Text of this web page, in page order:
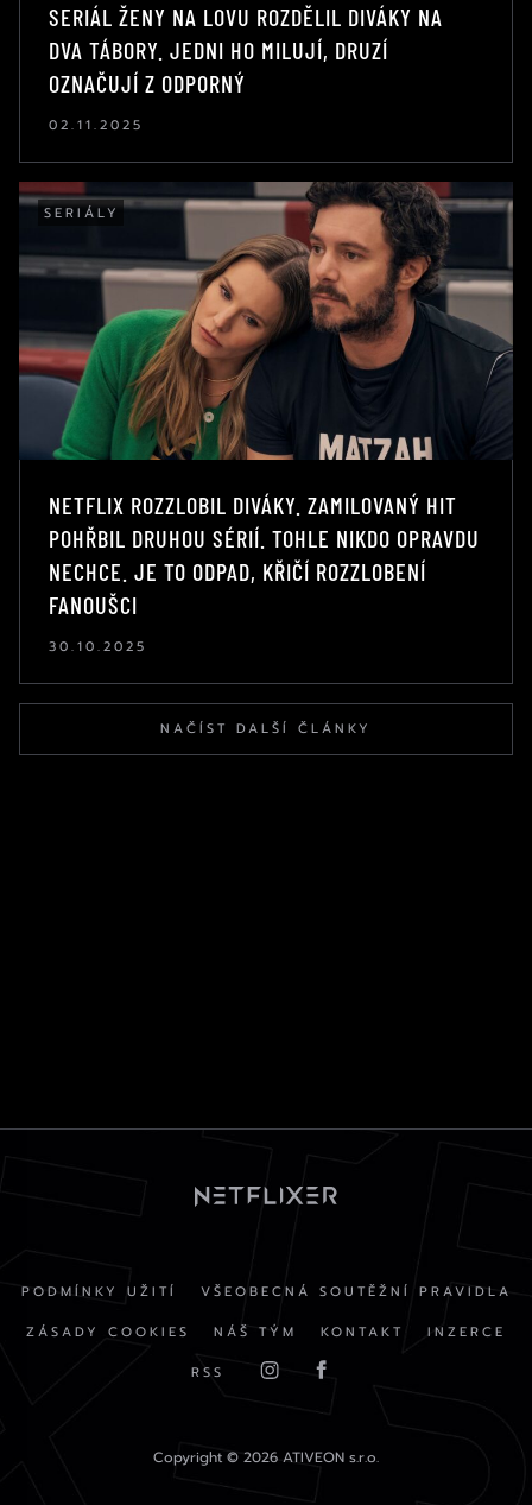
SERIÁL ŽENY NA LOVU ROZDĚLIL DIVÁKY NA
DVA TÁBORY. JEDNI HO MILUJÍ, DRUZÍ
OZNAČUJÍ Z ODPORNÝ
02.11.2025
SERIÁLY
NETFLIX ROZZLOBIL DIVÁKY. ZAMILOVANÝ HIT
POHŘBIL DRUHOU SÉRIÍ. TOHLE NIKDO OPRAVDU
NECHCE. JE TO ODPAD, KŘIČÍ ROZZLOBENÍ
FANOUŠCI
30.10.2025
NAČÍST DALŠÍ ČLÁNKY
PODMÍNKY UŽITÍ
VŠEOBECNÁ SOUTĚŽNÍ PRAVIDLA
ZÁSADY COOKIES
NÁŠ TÝM KONTAKT
INZERCE
RSS
Copyright © 2026 ATIVEON s.r.o.